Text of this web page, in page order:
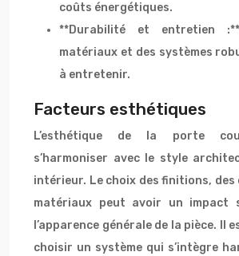
coûts énergétiques.
**Durabilité et entretien
matériaux et des systèmes
à entretenir.
Facteurs esthétiques
L’esthétique de la porte
s’harmoniser avec le style
intérieur. Le choix des finitions, des
matériaux peut avoir un impact
l’apparence générale de la pièce. Il
choisir un système qui s’intègre